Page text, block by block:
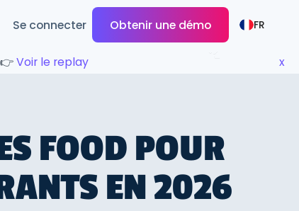
Se connecter Obtenir une démo FR
Voir le replay x
FOOD POUR
EN 2026